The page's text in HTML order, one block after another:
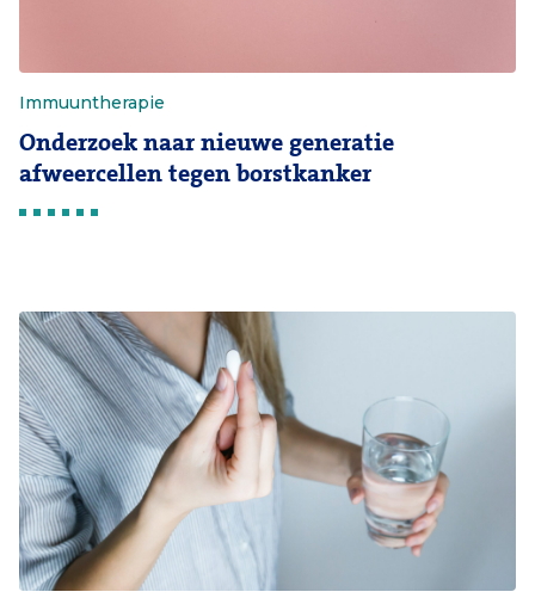
Immuuntherapie
Onderzoek naar nieuwe generatie
afweercellen tegen borstkanker